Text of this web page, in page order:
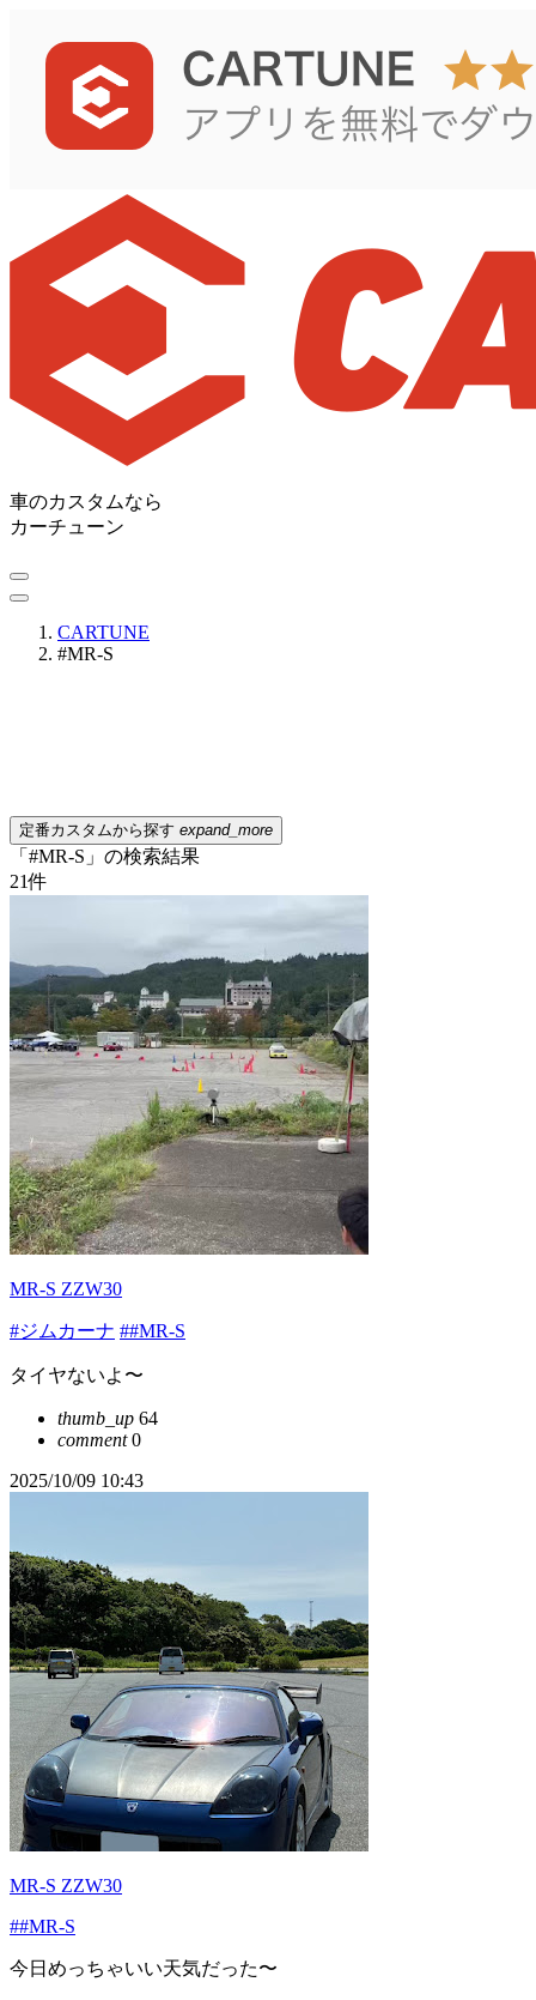
車のカスタムなら
カーチューン
CARTUNE
#MR-S
定番カスタムから探す expand_more
「#MR-S」の検索結果
21件
MR-S ZZW30
#ジムカーナ ##MR-S
タイヤないよ〜
thumb_up 64
comment0
2025/10/09 10:43
MR-S ZZW30
##MR-S
今日めっちゃいい天気だった〜